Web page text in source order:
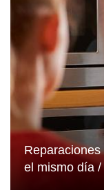
el mismo día